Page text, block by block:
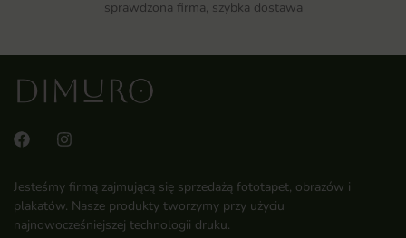
sprawdzona firma, szybka dostawa
Jesteśmy firmą zajmującą się sprzedażą fototapet, obrazów i
plakatów. Nasze produkty tworzymy przy użyciu
najnowocześniejszej technologii druku.